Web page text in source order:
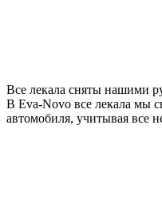
Все лекала сняты нашими
В Eva-Novo все лекала мы
автомобиля, учитывая все